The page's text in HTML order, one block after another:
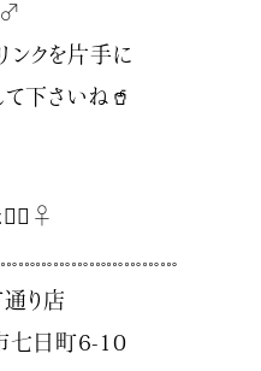
‍♂️
ンクを片手に
下さいね️🥤
🏻‍♀️
り店
七日町6-10